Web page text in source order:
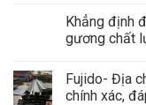
Khẳng định
gương chất
Fujido- Địa
chính xác,